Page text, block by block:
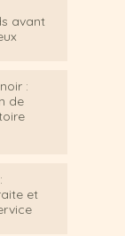
avant
:
de
et